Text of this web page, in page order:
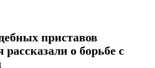
приставов
о борьбе с